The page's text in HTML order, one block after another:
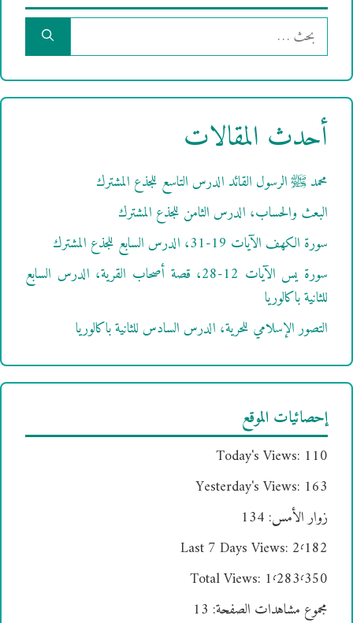
البحث
عن:
أحدث المقالات
محمد ﷺ الرسول القائد الدرس التاسع للجذع المشترك
البعث والحساب، الدرس الثامن للجذع المشترك
سورة الكهف الآيات 19-31، الدرس السابع للجذع المشترك
سورة يس الآيات 12-28، قصة أصحاب القرية، الدرس السابع
للثانية باكالوريا
التصور الإسلامي للحرية، الدرس السادس للثانية باكالوريا
إحصائيات الموقع
Today's Views: 110
Yesterday's Views: 163
زوار الأمس: 134
Last 7 Days Views: 2٬182
Total Views: 1٬283٬350
مجموع مشاهدات الصفحة: 13